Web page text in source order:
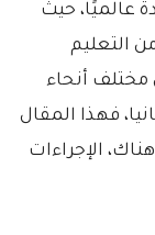
عالميًا، حيث
التعليم
مختلف أنحاء
فهذا المقال
الإجراءات